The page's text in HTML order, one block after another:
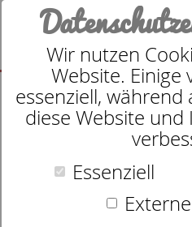
Wir nutzen
Website. Einige
essenziell,
diese Website
Essenziell
Zudecke
dormabell